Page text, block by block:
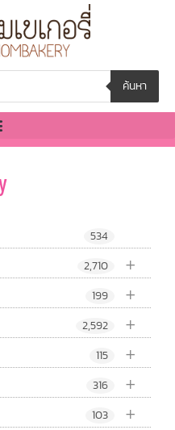
ค้นหา
534
+
2,710
+
199
+
2,592
+
115
+
316
+
103